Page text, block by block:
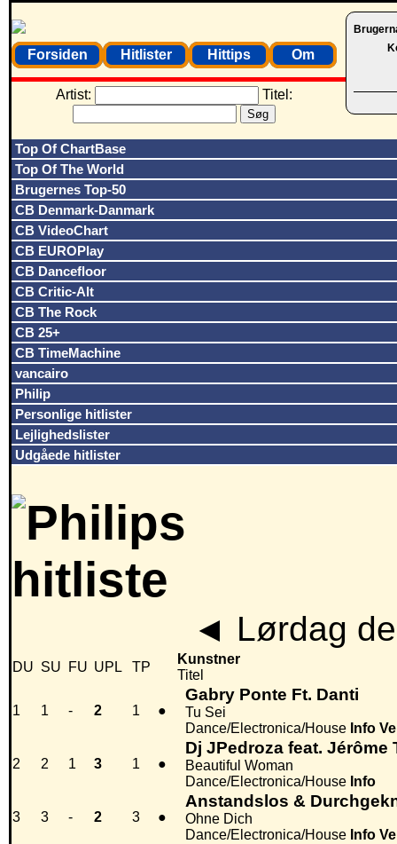
Forsiden Hitlister Hittips Om
Artist: Titel:
Top Of ChartBase
Top Of The World
Brugernes Top-50
CB Denmark-Danmark
CB VideoChart
CB EUROPlay
CB Dancefloor
CB Critic-Alt
CB The Rock
CB 25+
CB TimeMachine
vancairo
Philip
Personlige hitlister
Lejlighedslister
Udgåede hitlister
◄ Lørdag
DU SU FU UPL TP
Kunstner
Titel
1 1 - 2 1 ●
Gabry Ponte Ft. Danti
Tu Sei
Dance/Electronica/House Info
2 2 1 3 1 ●
Dj JPedroza feat. Jérôme
Beautiful Woman
Dance/Electronica/House Info
3 3 - 2 3 ●
Anstandslos &
Ohne Dich
Dance/Electronica/House Info